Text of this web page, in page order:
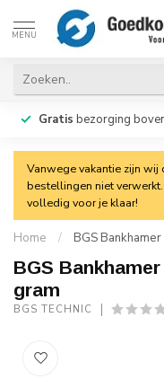
MENU
Gratis bezorging
Vanwege vakantie zijn wij
bestellingen niet
volledig voor je klaar!
Home / BGS
BGS
gram
BGS TECHNIC